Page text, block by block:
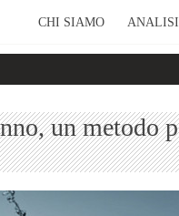
CHI SIAMO ANALISI
un metodo